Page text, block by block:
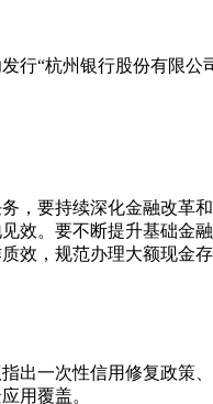
“杭州银行股份有限公
，要持续深化金融改革
效。要不断提升基础金
，规范办理大额现金
出一次性信用修复政策
用覆盖。